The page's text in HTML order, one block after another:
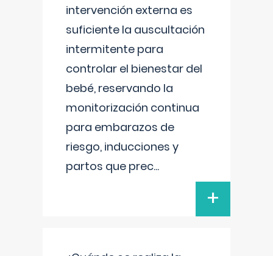
intervención externa es
suficiente la auscultación
intermitente para
controlar el bienestar del
bebé, reservando la
monitorización continua
para embarazos de
riesgo, inducciones y
partos que prec...
+